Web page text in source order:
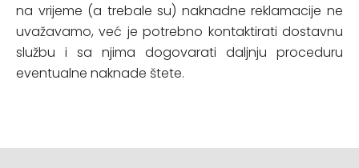
na vrijeme (a trebale su) naknadne reklamacije ne
uvažavamo, već je potrebno kontaktirati dostavnu
službu i sa njima dogovarati daljnju proceduru
eventualne naknade štete.